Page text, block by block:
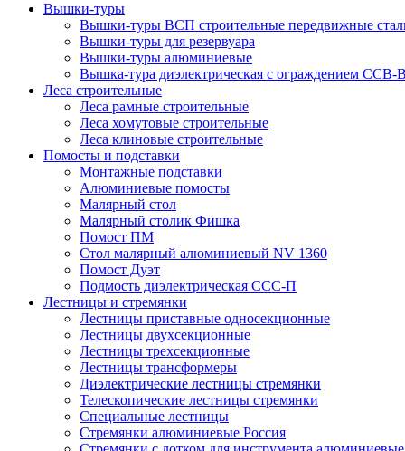
Вышки-туры
Вышки-туры ВСП строительные передвижные
Вышки-туры для резервуара
Вышки-туры алюминиевые
Вышка-тура диэлектрическая с ограждением ССВ-В
Леса строительные
Леса рамные строительные
Леса хомутовые строительные
Леса клиновые строительные
Помосты и подставки
Монтажные подставки
Алюминиевые помосты
Малярный стол
Малярный столик Фишка
Помост ПМ
Стол малярный алюминиевый NV 1360
Помост Дуэт
Подмость диэлектрическая ССС-П
Лестницы и стремянки
Лестницы приставные односекционные
Лестницы двухсекционные
Лестницы трехсекционные
Лестницы трансформеры
Диэлектрические лестницы стремянки
Телескопические лестницы стремянки
Специальные лестницы
Стремянки алюминиевые Россия